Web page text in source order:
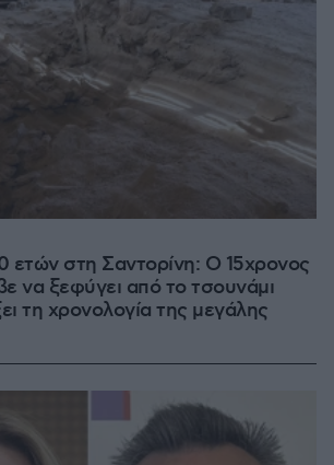
ετών στη Σαντορίνη: Ο 15χρονος
να ξεφύγει από το τσουνάμι
τη χρονολογία της μεγάλης